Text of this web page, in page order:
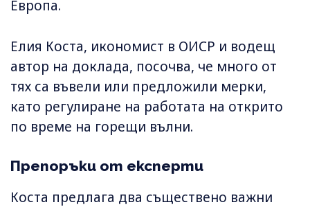
Европа.
Елия Коста, икономист в ОИСР и водещ
автор на доклада, посочва, че много от
тях са въвели или предложили мерки,
като регулиране на работата на открито
по време на горещи вълни.
Препоръки от експерти
Коста предлага два съществено важни